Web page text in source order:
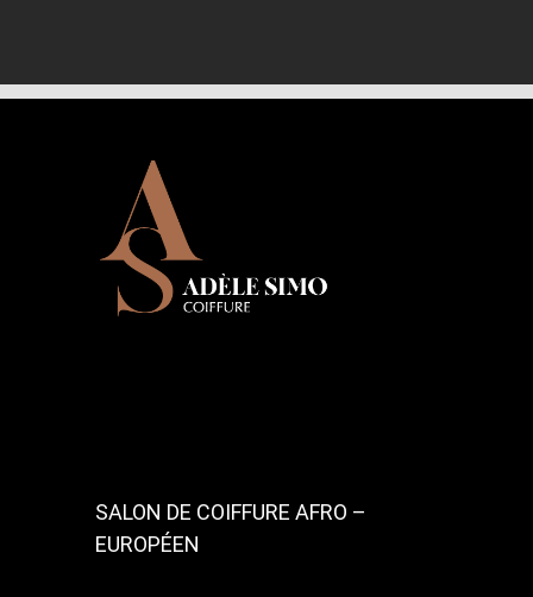
SALON DE COIFFURE AFRO –
EUROPÉEN